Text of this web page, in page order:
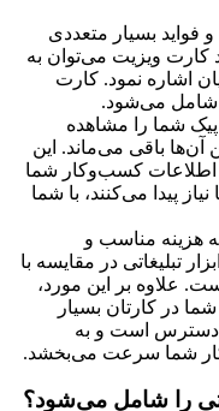
فواید بسیار متعددی
کارت ویزیت می‌توان به
اشاره نمود. کارت
شامل می‌شود.
شما را مشاهده
باقی می‌ماند. این
کسب‌وکار شما
پیدا می‌کنند، با شما
هزینه مناسب و
تبلیغاتی در مقایسه با
علاوه بر این مورد،
در کارتان بسیار
دسترس است و به
شما سرعت می‌بخشد.
را شامل می‌شود؟